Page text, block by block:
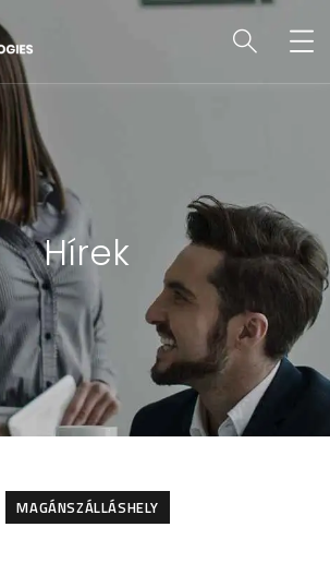
Hírek
MAGÁNSZÁLLÁSHELY